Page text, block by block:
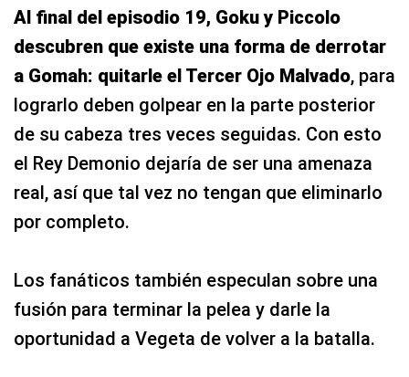
Al final del episodio 19, Goku y Piccolo
descubren que existe una forma de derrotar
a Gomah: quitarle el Tercer Ojo Malvado, para
lograrlo deben golpear en la parte posterior
de su cabeza tres veces seguidas. Con esto
el Rey Demonio dejaría de ser una amenaza
real, así que tal vez no tengan que eliminarlo
por completo.
Los fanáticos también especulan sobre una
fusión para terminar la pelea y darle la
oportunidad a Vegeta de volver a la batalla.